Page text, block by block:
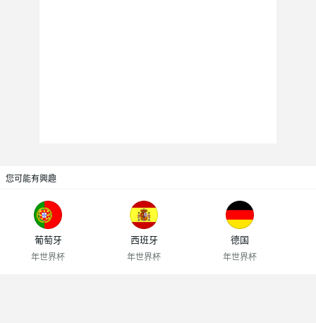
您可能有興趣
葡萄牙
年世界杯
西班牙
年世界杯
德国
年世界杯